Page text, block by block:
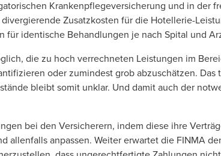
Krankenpflegeversicherung und in der
Zusatzkosten für die Hotellerie-
für identische Behandlungen je nach Spital und
die zu hoch verrechneten Leistungen im
oder zumindest grob abzuschätzen.
bleibt somit unklar. Und damit auch der
bei den Versicherern, indem diese ihre
allenfalls anpassen. Weiter erwartet die FINMA